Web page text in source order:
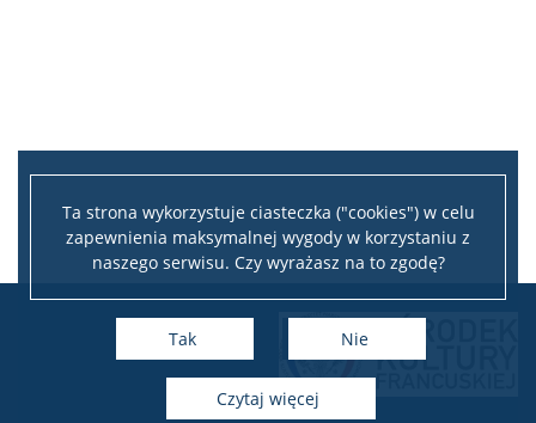
Ta strona wykorzystuje ciasteczka ("cookies") w celu
zapewnienia maksymalnej wygody w korzystaniu z
naszego serwisu. Czy wyrażasz na to zgodę?
Tak Nie
czytaj więcej